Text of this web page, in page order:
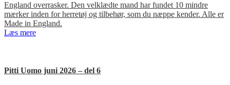
England overrasker. Den velklædte mand har fundet 10 mindre
mærker inden for herretøj og tilbehør, som du næppe kender. Alle er
Made in England.
Læs mere
Pitti Uomo juni 2026 – del 6